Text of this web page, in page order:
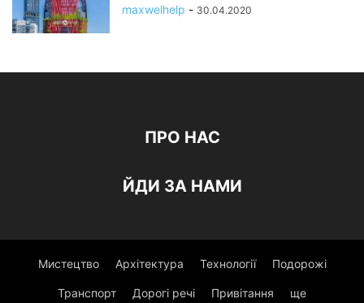
maxwelhelp - 30.04.2020
ПРО НАС
ЙДИ ЗА НАМИ
Мистецтво Архітектура Технології Подорожі
Транспорт Дорогі речі Привітання ще